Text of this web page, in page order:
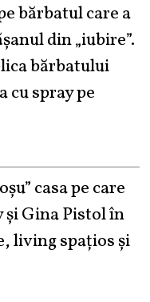
bărbatul care a
din „iubire”.
bărbatului
cu spray pe
casa pe care
şi Gina Pistol în
living spațios și